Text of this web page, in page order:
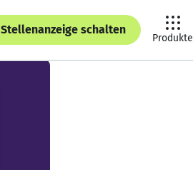
Stellenanzeige schalten
Produkte